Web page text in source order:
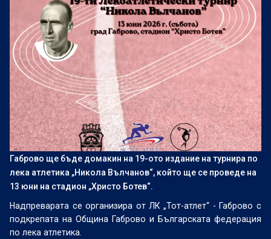
Габрово ще бъде домакин на 19-ото издание на турнира по
лека атлетика „Никола Вълчанов“, който ще се проведе на
13 юни на стадион „Христо Ботев“.
Надпреварата се организира от ЛК „Тот-атлет“ - Габрово с
подкрепата на Община Габрово и Българската федерация
по лека атлетика.